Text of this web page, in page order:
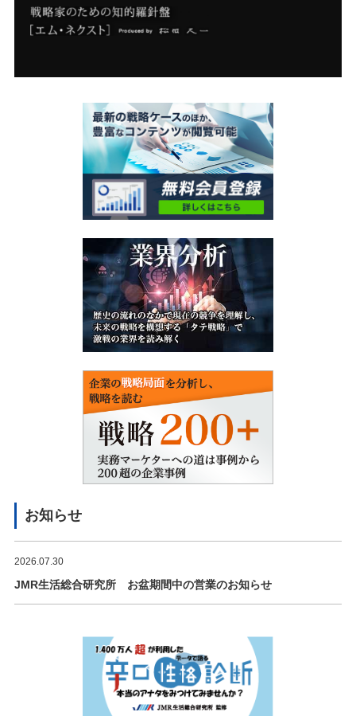
お知らせ
2026.07.30
JMR生活総合研究所 お盆期間中の営業のお知らせ